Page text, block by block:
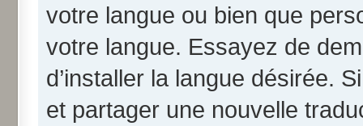
votre langue ou bien que
votre langue. Essayez de
d’installer la langue désirée.
et partager une nouvelle